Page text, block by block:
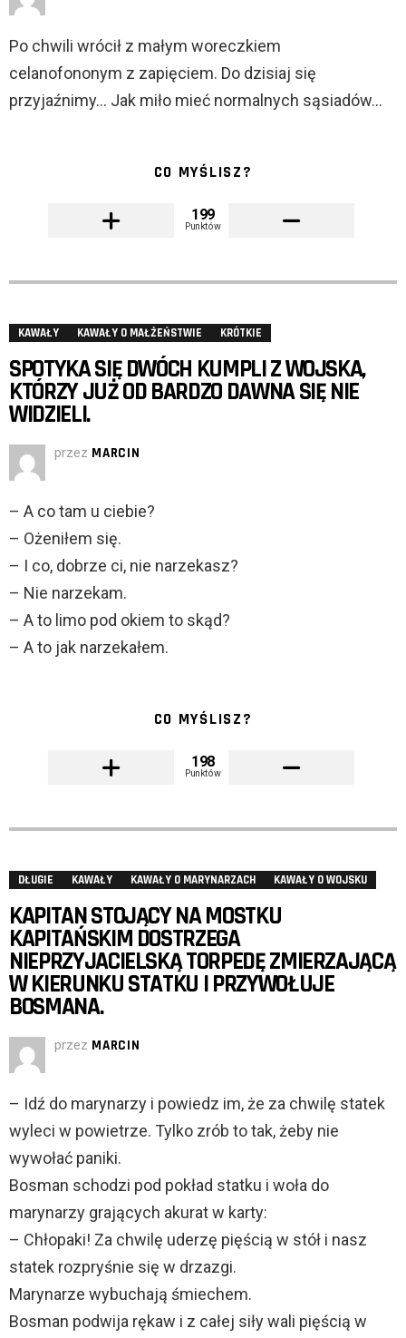
Po chwili wrócił z małym woreczkiem
celanofononym z zapięciem. Do dzisiaj się
przyjaźnimy… Jak miło mieć normalnych sąsiadów…
CO MYŚLISZ?
199
Punktów
KAWAŁY KAWAŁY O MAŁŻEŃSTWIE KRÓTKIE
SPOTYKA SIĘ DWÓCH KUMPLI Z WOJSKA,
KTÓRZY JUŻ OD BARDZO DAWNA SIĘ NIE
WIDZIELI.
przez MARCIN
– A co tam u ciebie?
– Ożeniłem się.
– I co, dobrze ci, nie narzekasz?
– Nie narzekam.
– A to limo pod okiem to skąd?
– A to jak narzekałem.
CO MYŚLISZ?
198
Punktów
DŁUGIE KAWAŁY KAWAŁY O MARYNARZACH KAWAŁY O WOJSKU
KAPITAN STOJĄCY NA MOSTKU
KAPITAŃSKIM DOSTRZEGA
NIEPRZYJACIELSKĄ TORPEDĘ ZMIERZAJĄCĄ
W KIERUNKU STATKU I PRZYWOŁUJE
BOSMANA.
przez MARCIN
– Idź do marynarzy i powiedz im, że za chwilę statek
wyleci w powietrze. Tylko zrób to tak, żeby nie
wywołać paniki.
Bosman schodzi pod pokład statku i woła do
marynarzy grających akurat w karty:
– Chłopaki! Za chwilę uderzę pięścią w stół i nasz
statek rozpryśnie się w drzazgi.
Marynarze wybuchają śmiechem.
Bosman podwija rękaw i z całej siły wali pięścią w